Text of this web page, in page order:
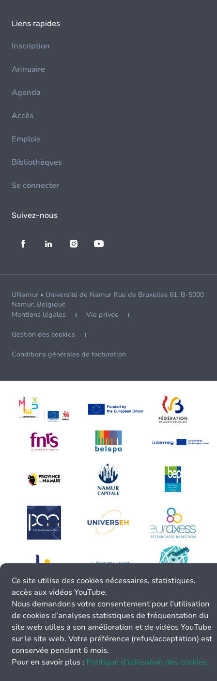
Liens rapides
Inscription
Annuaire
Agenda
Accès
Emplois
Bibliothèques
Se connecter
Suivez-nous
UNamur • Université de Namur Rue de Bruxelles 61, B-5000
Namur, Belgique
Mentions légales
Vie privée
Gestion des cookies
Conditions générales de facturation
Ce site utilise des cookies nécessaires, statistiques,
accès aux vidéos YouTube.
Nous demandons votre consentement pour l’utilisation
de cookies d’analyses statistiques de fréquentation du
site web utiles à son amélioration et de vidéos YouTube
sur le site web. Votre préférence (refus/acceptation) est
conservée pendant 6 mois.
Pour en savoir plus : Politique d’utilisation des cookies.